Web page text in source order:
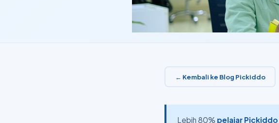
← Kembali ke Blog Pickiddo
Lebih 80% pelajar Pickiddo